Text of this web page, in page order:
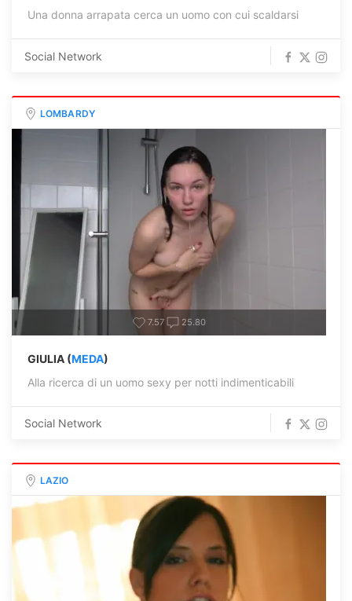
Una donna arrapata cerca un uomo con cui scaldarsi
Social Network
LOMBARDY
7.57 25.80
GIULIA (MEDA)
Alla ricerca di un uomo sexy per notti indimenticabili
Social Network
LAZIO